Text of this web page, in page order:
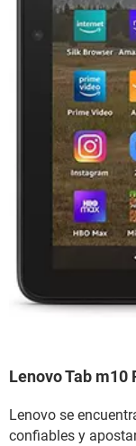
Lenovo Tab m10
Lenovo se
confiables y